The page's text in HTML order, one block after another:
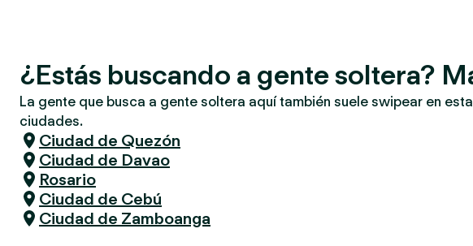
¿Estás buscando a gente soltera?
La gente que busca a gente soltera aquí también suele swipear en
ciudades.
Ciudad de Quezón
Ciudad de Davao
Rosario
Ciudad de Cebú
Ciudad de Zamboanga